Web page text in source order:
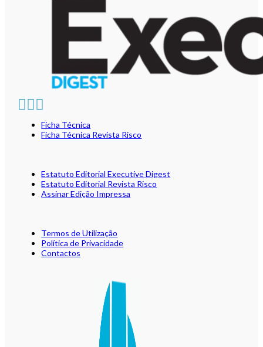
Ficha Técnica
Ficha Técnica Revista Risco
Estatuto Editorial Executive Digest
Estatuto Editorial Revista Risco
Assinar Edição Impressa
Termos de Utilização
Política de Privacidade
Contactos